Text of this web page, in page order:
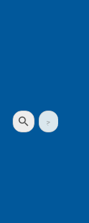
جستجو
برای:
دکمه جستجو